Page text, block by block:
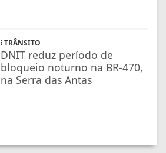
TRÂNSITO
DNIT reduz período de
bloqueio noturno na BR-470,
na Serra das Antas